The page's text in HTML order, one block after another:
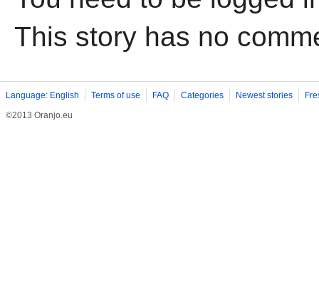
This story has no
Language: English Terms of use FAQ Categories Newest stories
©2013 Oranjo.eu